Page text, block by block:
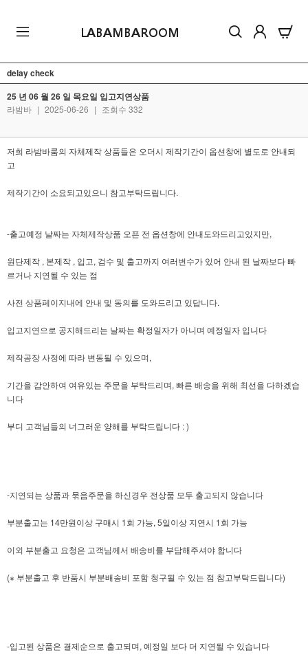
LABAMBAROOM
delay check
25 년 06 월 26 일 목요일 입고지연상품
라밤바 | 2025-06-26 | 조회수 332
저희 라밤바룸의 자체제작 상품들은 오더시 제작기간이 옵션창에 별도로 안내되
고
제작기간이 소요되고있으니 참고부탁드립니다.
-출고예정 날짜는 자체제작상품 오픈 전 옵션창에 안내도와드리고있지만,
원단제작 , 본제작 , 입고, 검수 및 출고까지 여러변수가 있어 안내 된 날짜보다 빠
르거나 지연될 수 있는 점
사전 상품페이지내에 안내 및 동의를 도와드리고 있답니다.
입고지연으로 공지해드리는 날짜는 확정일자가 아니며 예정일자 입니다
제작공장 사정에 따라 변동될 수 있으며,
기간을 감안하여 여유있는 주문을 부탁드리며, 빠른 배송을 위해 최선을 다하겠습
니다
부디 고객님들의 너그러운 양해를 부탁드립니다 : )
-지연되는 상품과 묶음주문을 하신경우 전상품 모두 출고되지 않습니다
부분출고는 14만원이상 구매시 1회 가능, 5일이상 지연시 1회 가능
이외 부분출고 요청은 고객님께서 배송비를 부담해주셔야 합니다
(※ 부분출고 후 반품시 부분배송비 포함 청구될 수 있는 점 참고부탁드립니다)
-입고된 상품은 결제순으로 출고되며, 예정일 보다 더 지연될 수 있습니다